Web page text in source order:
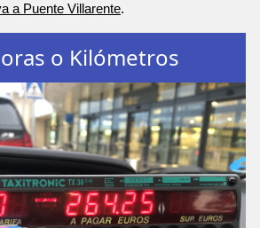
a Puente Villarente.
o Kilómetros